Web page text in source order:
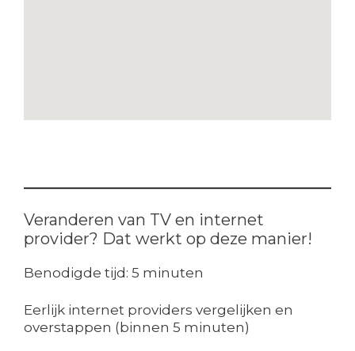
Veranderen van TV en internet
provider? Dat werkt op deze manier!
Benodigde tijd: 5 minuten
Eerlijk internet providers vergelijken en
overstappen (binnen 5 minuten)